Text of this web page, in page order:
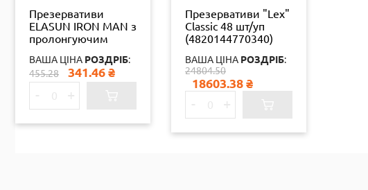
Презервативи
ELASUN IRON MAN з
пролонгуючим
ВАША ЦІНА РОЗДРІБ:
455.28
341.46 ₴
Презервативи "Lex"
Classic 48 шт/уп
(4820144770340)
ВАША ЦІНА РОЗДРІБ:
24804.50
18603.38 ₴